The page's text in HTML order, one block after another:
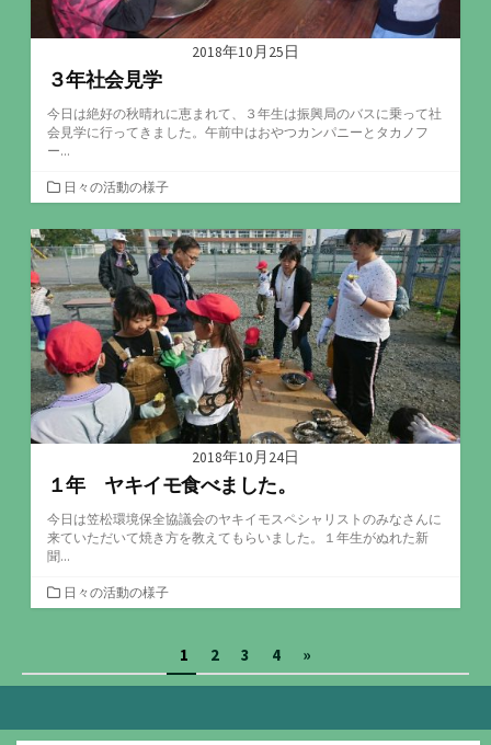
2018年10月25日
３年社会見学
今日は絶好の秋晴れに恵まれて、３年生は振興局のバスに乗って社
会見学に行ってきました。午前中はおやつカンパニーとタカノフ
ー...
カ
テ
ゴ
リ
ー
日々の活動の様子
2018年10月24日
１年 ヤキイモ食べました。
今日は笠松環境保全協議会のヤキイモスペシャリストのみなさんに
来ていただいて焼き方を教えてもらいました。１年生がぬれた新
聞...
カ
テ
ー
日々の活動の様子
稿
1 2 3 4 »